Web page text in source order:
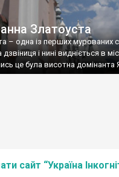
Златоуста
– одна із перших мурованих
і нині видніється в
це була висотна домінанта
сайт “Україна